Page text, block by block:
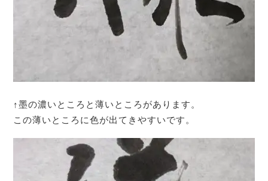
↑墨の濃いところと薄いところがあります。
この薄いところに色が出てきやすいです。